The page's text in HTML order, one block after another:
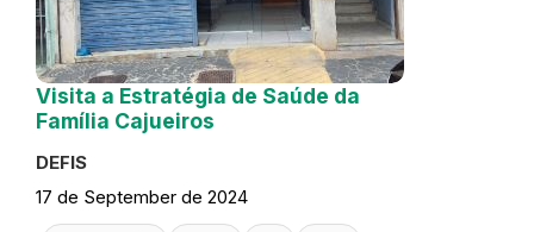
Visita a Estratégia de Saúde da
Família Cajueiros
DEFIS
17 de September de 2024